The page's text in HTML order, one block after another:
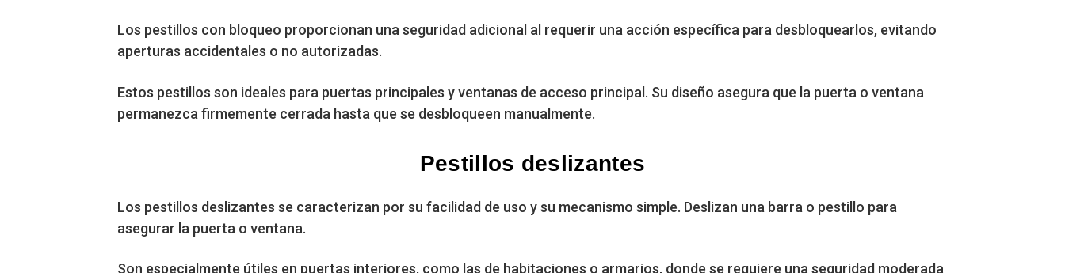
Los pestillos con bloqueo proporcionan una seguridad adicional al requerir una acción específica para desbloquearlos, evitando
aperturas accidentales o no autorizadas.
Estos pestillos son ideales para puertas principales y ventanas de acceso principal. Su diseño asegura que la puerta o ventana
permanezca firmemente cerrada hasta que se desbloqueen manualmente.
Pestillos deslizantes
Los pestillos deslizantes se caracterizan por su facilidad de uso y su mecanismo simple. Deslizan una barra o pestillo para
asegurar la puerta o ventana.
Son especialmente útiles en puertas interiores, como las de habitaciones o armarios, donde se requiere una seguridad moderada